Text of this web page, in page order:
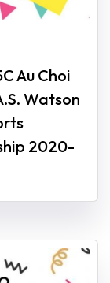
Au Choi
Watson
2020-